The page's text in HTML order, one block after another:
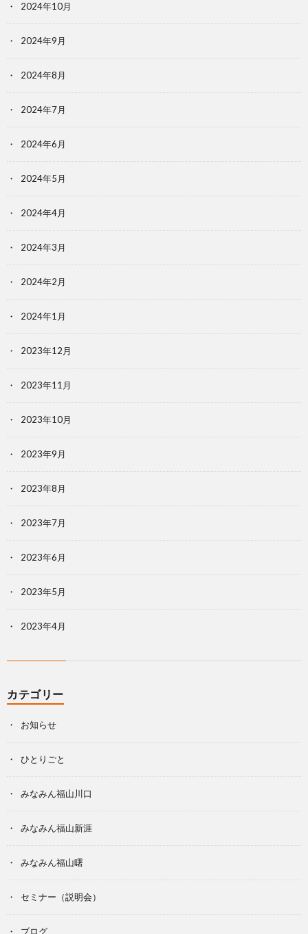
2024年10月
2024年9月
2024年8月
2024年7月
2024年6月
2024年5月
2024年4月
2024年3月
2024年2月
2024年1月
2023年12月
2023年11月
2023年10月
2023年9月
2023年8月
2023年7月
2023年6月
2023年5月
2023年4月
カテゴリー
お知らせ
ひとりごと
みなみん福山川口
みなみん福山新涯
みなみん福山曙
セミナー（説明会）
ブログ